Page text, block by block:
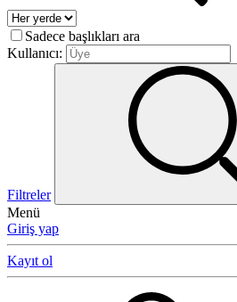
Sadece başlıkları ara
Kullanıcı:
Filtreler
Menü
Giriş yap
Kayıt ol